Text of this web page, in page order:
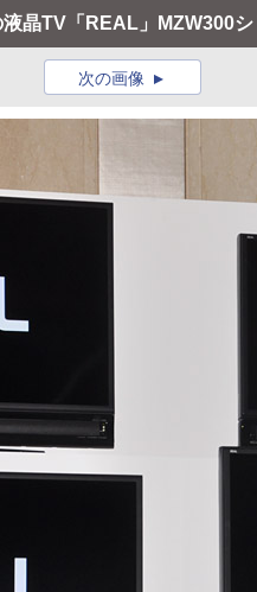
晶TV「REAL」MZW300
次の画像